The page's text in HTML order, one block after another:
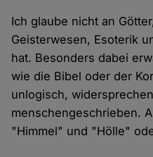
Ich glaube nicht an
Geisterwesen, Esoterik
hat. Besonders dabei
wie die Bibel oder der
unlogisch,
menschengeschrieben.
"Himmel" und "Hölle"